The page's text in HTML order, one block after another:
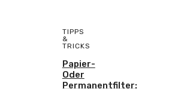
TIPPS
&
TRICKS
Papier-
Oder
Permanentfilter: